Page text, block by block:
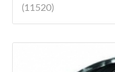
(11520)